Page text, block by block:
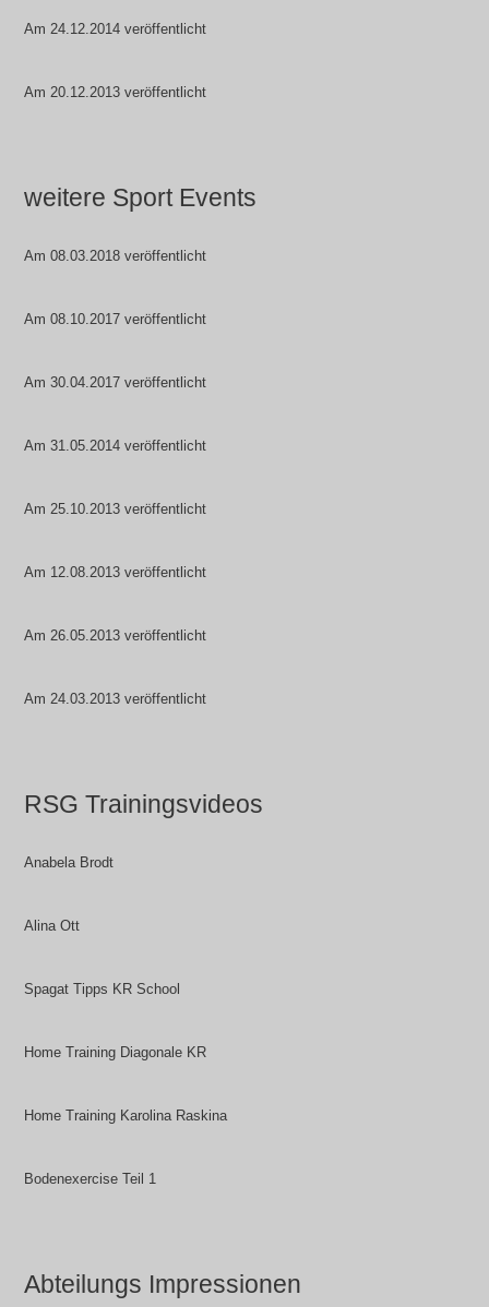
Am 24.12.2014 veröffentlicht
Am 20.12.2013 veröffentlicht
weitere Sport Events
Am 08.03.2018 veröffentlicht
Am 08.10.2017 veröffentlicht
Am 30.04.2017 veröffentlicht
Am 31.05.2014 veröffentlicht
Am 25.10.2013 veröffentlicht
Am 12.08.2013 veröffentlicht
Am 26.05.2013 veröffentlicht
Am 24.03.2013 veröffentlicht
RSG Trainingsvideos
Anabela Brodt
Alina Ott
Spagat Tipps KR School
Home Training Diagonale KR
Home Training Karolina Raskina
Bodenexercise Teil 1
Abteilungs Impressionen